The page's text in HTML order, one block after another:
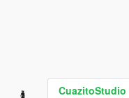
CuazitoStudio